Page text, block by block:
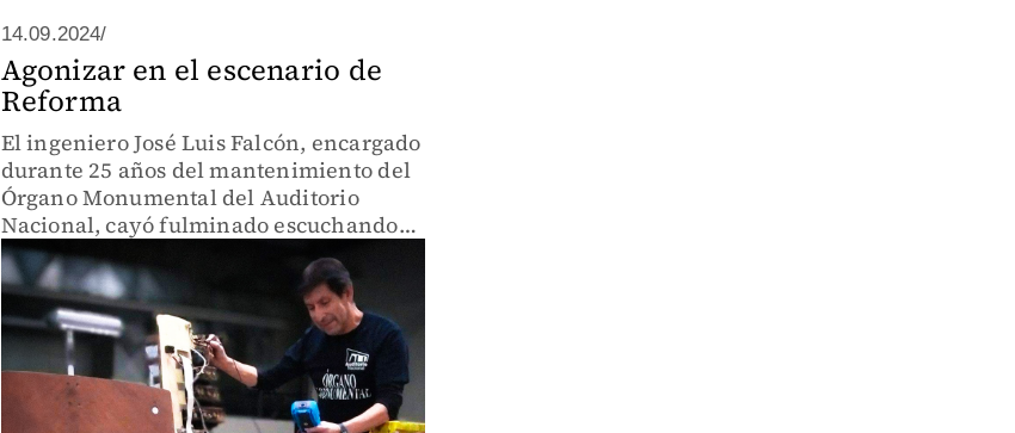
14.09.2024/
Agonizar en el escenario de
Reforma
El ingeniero José Luis Falcón, encargado
durante 25 años del mantenimiento del
Órgano Monumental del Auditorio
Nacional, cayó fulminado escuchando
una composición religiosa de César
Franck.